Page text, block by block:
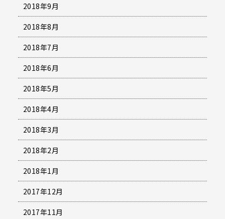
2018年9月
2018年8月
2018年7月
2018年6月
2018年5月
2018年4月
2018年3月
2018年2月
2018年1月
2017年12月
2017年11月